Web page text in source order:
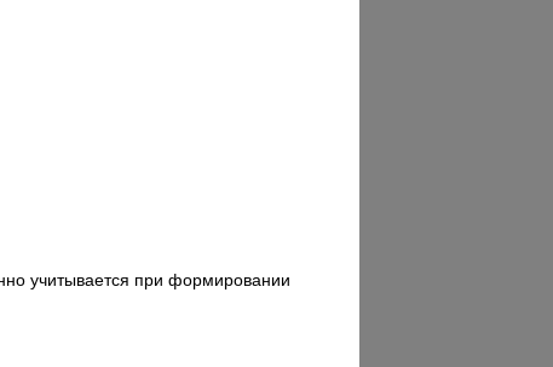
учитывается при формировании